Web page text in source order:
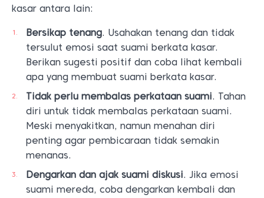
kasar antara lain:
Bersikap tenang. Usahakan tenang dan tidak
tersulut emosi saat suami berkata kasar.
Berikan sugesti positif dan coba lihat kembali
apa yang membuat suami berkata kasar.
Tidak perlu membalas perkataan suami. Tahan
diri untuk tidak membalas perkataan suami.
Meski menyakitkan, namun menahan diri
penting agar pembicaraan tidak semakin
menanas.
Dengarkan dan ajak suami diskusi. Jika emosi
suami mereda, coba dengarkan kembali dan